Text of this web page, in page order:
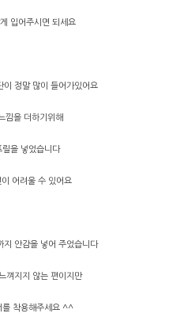
입어주시면 되세요
이 정말 많이 들어가있어요
낌을 더하기위해
릴을 넣었습니다
이 어려울 수 있어요
지 안감을 넣어 주었습니다
껴지지 않는 편이지만
를 착용해주세요 ^^